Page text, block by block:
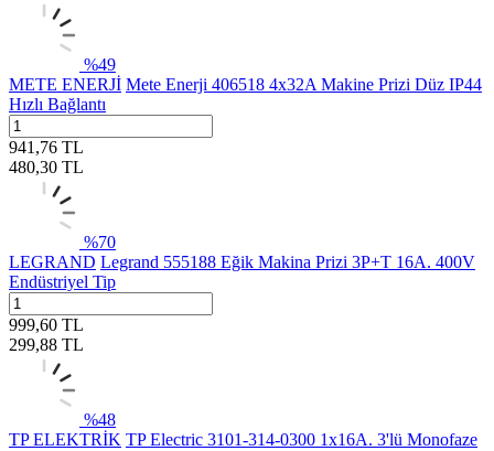
%49
METE ENERJİ Mete Enerji 406518 4x32A Makine Prizi Düz IP44
Hızlı Bağlantı
941,76 TL
480,30 TL
%70
LEGRAND Legrand 555188 Eğik Makina Prizi 3P+T 16A. 400V
Endüstriyel Tip
999,60 TL
299,88 TL
%48
TP ELEKTRİK TP Electric 3101-314-0300 1x16A. 3'lü Monofaze